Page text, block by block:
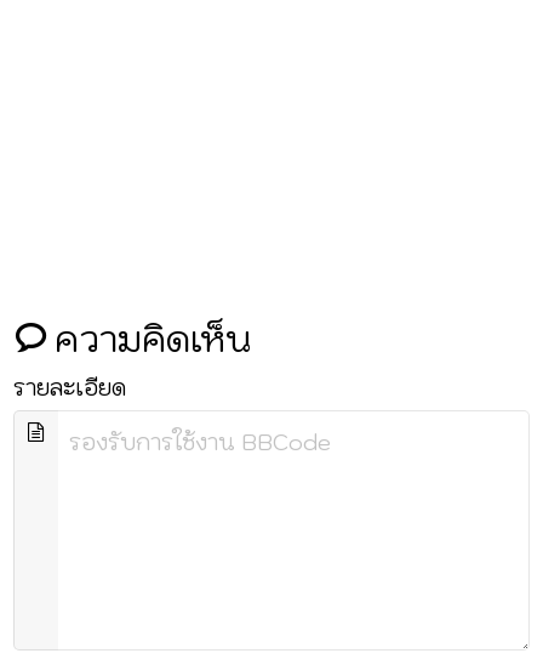
ความคิดเห็น
รายละเอียด